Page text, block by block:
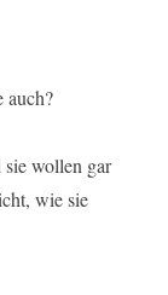
auch?
wollen gar
wie sie